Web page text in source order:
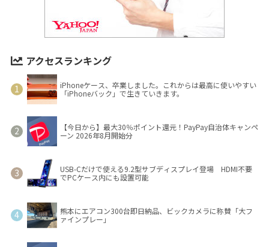
アクセスランキング
iPhoneケース、卒業しました。これからは最高に使いやすい
「iPhoneバック」で生きていきます。
【今日から】最大30％ポイント還元！PayPay自治体キャンペ
ーン 2026年8月開始分
USB-Cだけで使える9.2型サブディスプレイ登場 HDMI不要
でPCケース内にも設置可能
熊本にエアコン300台即日納品、ビックカメラに称賛「大フ
ァインプレー」